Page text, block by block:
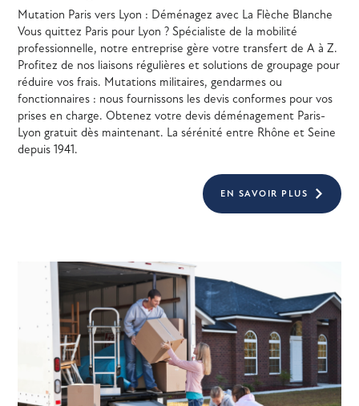
Mutation Paris vers Lyon : Déménagez avec La Flèche Blanche
Vous quittez Paris pour Lyon ? Spécialiste de la mobilité
professionnelle, notre entreprise gère votre transfert de A à Z.
Profitez de nos liaisons régulières et solutions de groupage pour
réduire vos frais. Mutations militaires, gendarmes ou
fonctionnaires : nous fournissons les devis conformes pour vos
prises en charge. Obtenez votre devis déménagement Paris-
Lyon gratuit dès maintenant. La sérénité entre Rhône et Seine
depuis 1941.
EN SAVOIR PLUS